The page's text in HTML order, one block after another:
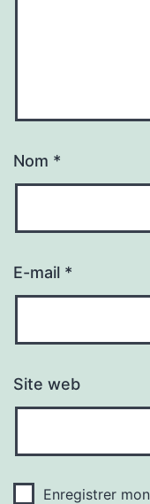
Nom *
E-mail *
Site web
Enregistrer